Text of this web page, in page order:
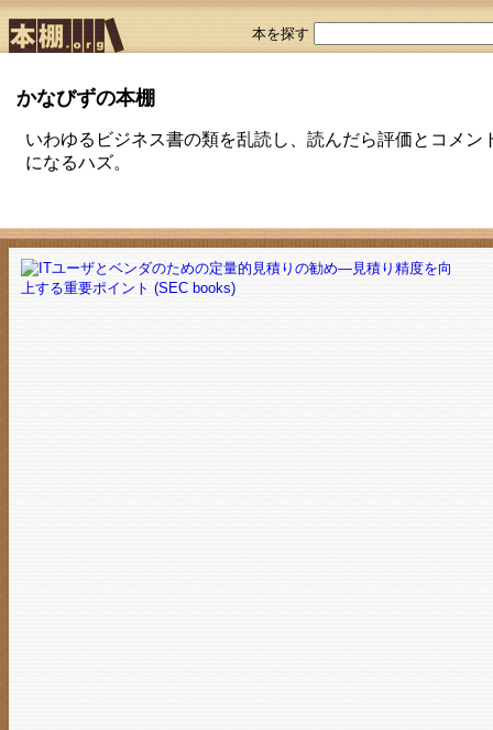
本を探す
かなびずの本棚
いわゆるビジネス書の類を乱読し、読んだら評価とコメ
になるハズ。